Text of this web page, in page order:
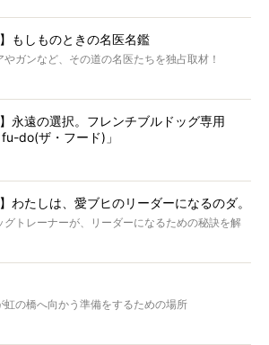
】もしものときの名医名鑑
やガンなど、その道の名医たちを独占取材！
】永遠の選択。フレンチブルドッグ専用
fu-do(ザ・フード)」
】わたしは、愛ブヒのリーダーになるのダ。
グトレーナーが、リーダーになるための秘訣を解
虹の橋へ向かう準備をするための場所